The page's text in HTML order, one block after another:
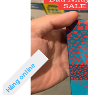
Hàng online